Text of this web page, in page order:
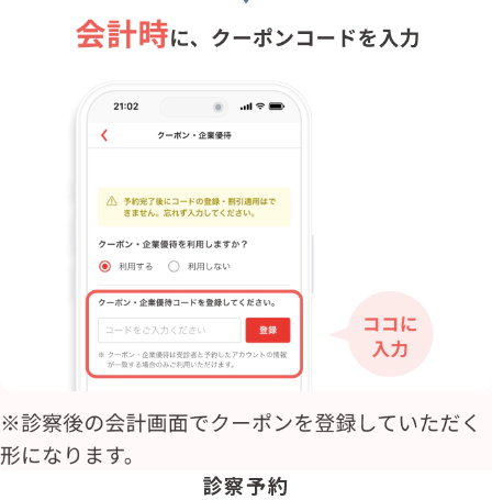
診察予約